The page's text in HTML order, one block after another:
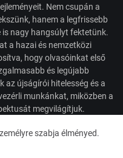
Nem csupán a
hanem a legfrissebb
is nagy hangsúlyt fektetünk.
a hazai és nemzetközi
hogy olvasóinkat első
és legújabb
az újságírói hitelesség és a
munkánkat, miközben a
megvilágítjuk.
szabja élményed.